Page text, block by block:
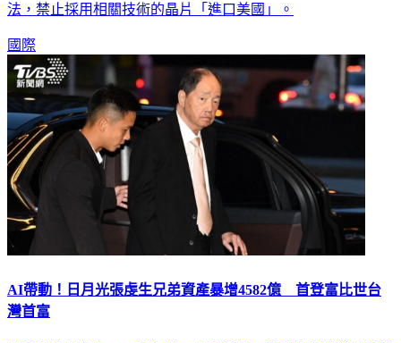
法，禁止採用相關技術的晶片「進口美國」。
國際
AI帶動！日月光張虔生兄弟資產暴增4582億 首登富比世台
灣首富